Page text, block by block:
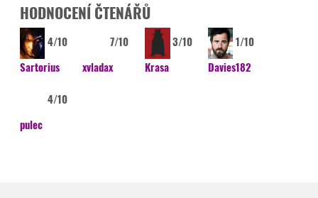
HODNOCENÍ ČTENÁŘŮ
4/10
Sartorius
7/10
xvladax
3/10
Krasa
1/10
Davies182
4/10
pulec